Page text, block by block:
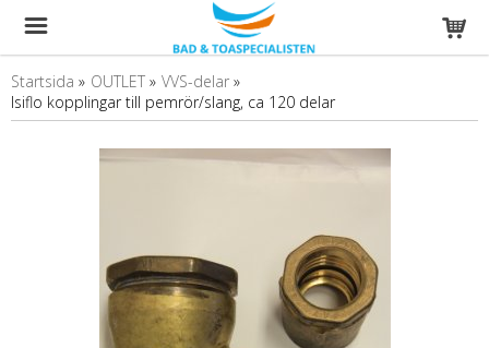
Startsida » OUTLET » VVS-delar »
Isiflo kopplingar till pemrör/slang, ca 120 delar